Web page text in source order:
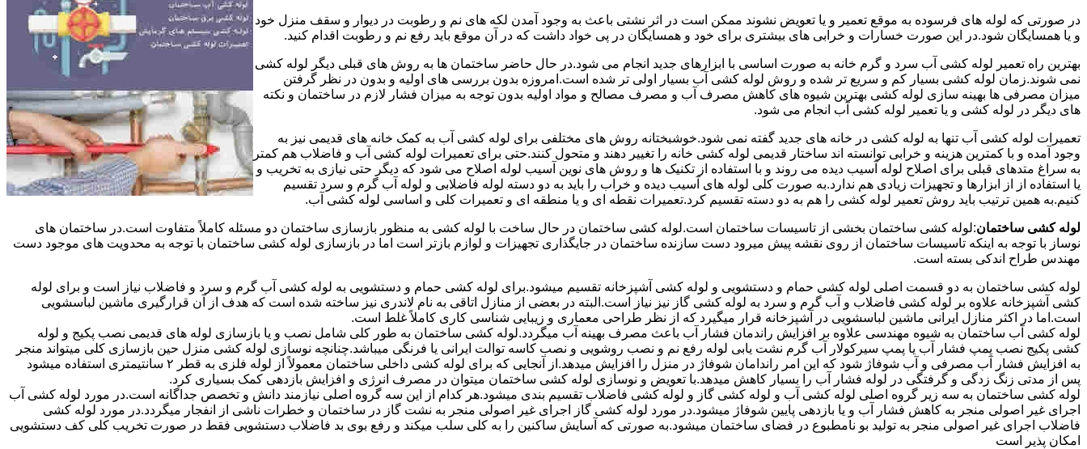
در صورتی که لوله های فرسوده به موقع تعمیر و یا تعویض نشوند ممکن است در اثر نشتی باعث به وجود آمدن لکه های نم و رطوبت در دیوار و سقف منزل خود
و یا همسایگان شود.در این صورت خسارات و خرابی های بیشتری برای خود و همسایگان در پی خواد داشت که در آن موقع باید رفع نم و رطوبت اقدام کنید.
بهترین راه تعمیر لوله کشی آب سرد و گرم خانه به صورت اساسی با ابزارهای جدید انجام می شود.در حال حاضر ساختمان ها به روش های قبلی دیگر لوله کشی
نمی شوند.زمان لوله کشی بسیار کم و سریع تر شده و روش لوله کشی آب بسیار اولی تر شده است.امروزه بدون بررسی های اولیه و بدون در نظر گرفتن
میزان مصرفی ها بهینه سازی لوله کشی بهترین شیوه های کاهش مصرف آب و مصرف مصالح و مواد اولیه بدون توجه به میزان فشار لازم در ساختمان و نکته
های دیگر در لوله کشی و یا تعمیر لوله کشی آب انجام می شود.
تعمیرات لوله کشی آب تنها به لوله کشی در خانه های جدید گفته نمی شود.خوشبختانه روش های مختلفی برای لوله کشی آب به کمک خانه های قدیمی نیز به
وجود آمده و با کمترین هزینه و خرابی توانسته اند ساختار قدیمی لوله کشی خانه را تغییر دهند و متحول کنند.حتی برای تعمیرات لوله کشی آب و فاضلاب هم کمتر
به سراغ متدهای قبلی برای اصلاح لوله آسیب دیده می روند و با استفاده از تکنیک ها و روش های نوین آسیب لوله اصلاح می شود که دیگر حتی نیازی به تخریب و
یا استفاده از از ابزارها و تجهیزات زیادی هم ندارد.به صورت کلی لوله های آسیب دیده و خراب را باید به دو دسته لوله فاضلابی و لوله آب گرم و سرد تقسیم
کنیم.به همین ترتیب باید روش تعمیر لوله کشی را هم به دو دسته تقسیم کرد.تعمیرات نقطه ای و یا منطقه ای و تعمیرات کلی و اساسی لوله کشی آب.
لوله کشی ساختمان:لوله کشی ساختمان بخشی از تاسیسات ساختمان است.لوله کشی ساختمان در حال ساخت با لوله کشی به منظور بازسازی ساختمان دو مسئله کاملاً متفاوت است.در ساختمان های
نوساز با توجه به اینکه تاسیسات ساختمان از روی نقشه پیش میرود دست سازنده ساختمان در جایگذاری تجهیزات و لوازم بازتر است اما در بازسازی لوله کشی ساختمان با توجه به محدویت های موجود دست
مهندس طراح اندکی بسته است.
لوله کشی ساختمان به دو قسمت اصلی لوله کشی حمام و دستشویی و لوله کشی آشپزخانه تقسیم میشود.برای لوله کشی حمام و دستشویی به لوله کشی آب گرم و سرد و فاضلاب نیاز است و برای لوله
کشی آشپزخانه علاوه بر لوله کشی فاضلاب و آب گرم و سرد به لوله کشی گاز نیز نیاز است.البته در بعضی از منازل اتاقی به نام لاندری نیز ساخته شده است که هدف از آن قرارگیری ماشین لباسشویی
است.اما در اکثر منازل ایرانی ماشین لباسشویی در آشپزخانه قرار میگیرد که از نظر طراحی معماری و زیبایی شناسی کاری کاملاً غلط است.
لوله کشی آب ساختمان به شیوه مهندسی علاوه بر افزایش راندمان فشار آب باعث مصرف بهینه آب میگردد.لوله کشی ساختمان به طور کلی شامل نصب و یا بازسازی لوله های قدیمی نصب پکیج و لوله
کشی پکیج نصب پمپ فشار آب یا پمپ سیرکولار آب گرم نشت یابی لوله رفع نم و نصب روشویی و نصب کاسه توالت ایرانی یا فرنگی میباشد.چنانچه نوسازی لوله کشی منزل حین بازسازی کلی میتواند منجر
به افزایش فشار آب مصرفی و آب شوفاژ شود که این امر راندامان شوفاژ در منزل را افزایش میدهد.از آنجایی که برای لوله کشی داخلی ساختمان معمولاً از لوله فلزی به قطر ۲ سانتیمتری استفاده میشود
پس از مدتی زنگ زدگی و گرفتگی در لوله فشار آب را بسیار کاهش میدهد.با تعویض و نوسازی لوله کشی ساختمان میتوان در مصرف انرژی و افزایش بازدهی کمک بسیاری کرد.
لوله کشی ساختمان به سه زیر گروه اصلی لوله کشی آب و لوله کشی گاز و لوله کشی فاضلاب تقسیم بندی میشود.هر کدام از این سه گروه اصلی نیازمند دانش و تخصص جداگانه است.در مورد لوله کشی آب
اجرای غیر اصولی منجر به کاهش فشار آب و یا بازدهی پایین شوفاژ میشود.در مورد لوله کشی گاز اجرای غیر اصولی منجر به نشت گاز در ساختمان و خطرات ناشی از انفجار میگردد.در مورد لوله کشی
فاضلاب اجرای غیر اصولی منجر به تولید بو نامطبوع در فضای ساختمان میشود.به صورتی که آسایش ساکنین را به کلی سلب میکند و رفع بوی بد فاضلاب دستشویی فقط در صورت تخریب کلی کف دستشویی
امکان پذیر است